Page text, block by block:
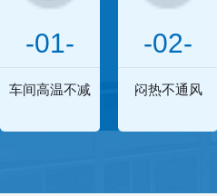
-01-
车间高温不减
-02-
闷热不通风